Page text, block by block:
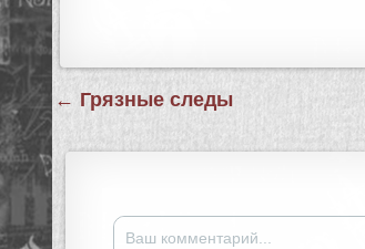
Навигация
записям
← Грязные следы